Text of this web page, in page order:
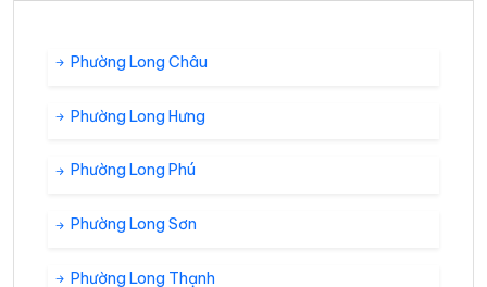
Phường Long Châu
Phường Long Hưng
Phường Long Phú
Phường Long Sơn
Phường Long Thạnh